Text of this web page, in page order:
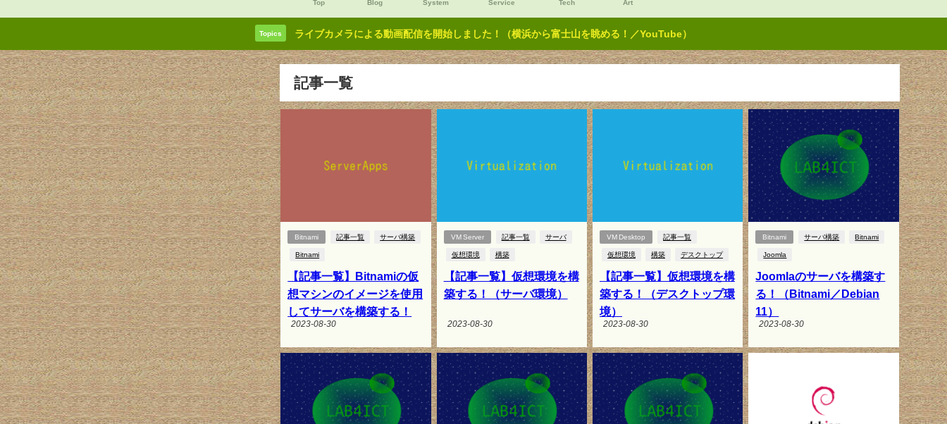
Top Blog System Service Tech Art
Topics ライブカメラによる動画配信を開始しました！（横浜から富士山を眺める！／YouTube）
記事一覧
Bitnami 記事一覧 サーバ構築
Bitnami
【記事一覧】Bitnamiの仮
想マシンのイメージを使用
してサーバを構築する！
2023-08-30
VM Server 記事一覧 サーバ
仮想環境 構築
【記事一覧】仮想環境を構
築する！（サーバ環境）
2023-08-30
VM Desktop 記事一覧
仮想環境 構築 デスクトップ
【記事一覧】仮想環境を構
築する！（デスクトップ環
境）
2023-08-30
Bitnami サーバ構築 Bitnami
Joomla
Joomlaのサーバを構築す
る！（Bitnami／Debian
11）
2023-08-30